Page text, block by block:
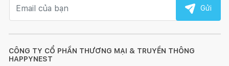
CÔNG TY CỔ PHẦN THƯƠNG MẠI & TRUYỀN THÔNG
HAPPYNEST
Gửi